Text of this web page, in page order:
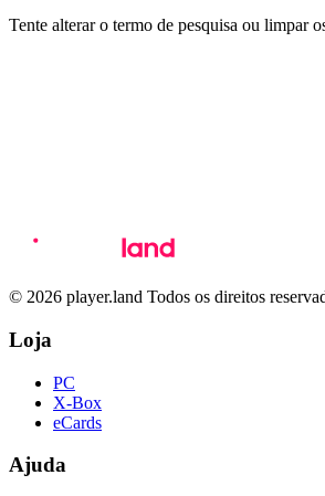
Tente alterar o termo de pesquisa ou limpar
© 2026 player.land Todos os direitos
Loja
PC
X-Box
eCards
Ajuda